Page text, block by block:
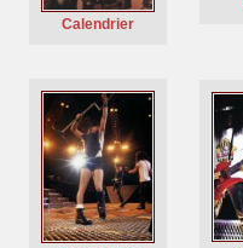
Calendrier